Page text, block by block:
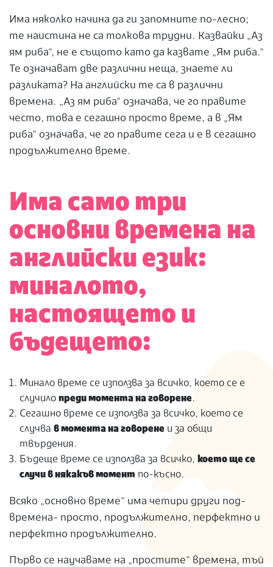
Има няколко начина да ги запомните по-лесно;
те наистина не са толкова трудни. Казвайки „Аз
ям риба“, не е същото като да казвате „Ям риба.“
Те означават две различни неща, знаете ли
разликата? На английски те са в различни
времена. „Аз ям риба“ означава, че го правите
често, това е сегашно просто време, а в „Ям
риба“ означава, че го правите сега и е в сегашно
продължително време.
Има само три
основни времена на
английски език:
миналото,
настоящето и
бъдещето:
Минало време се използва за всичко, което се е
случилопреди момента на говорене.
Сегашно време се използва за всичко, което се
случвав момента на говорене и за общи
твърдения.
Бъдеще време се използва за всичко, което ще се
случи в някакъв момент по-късно.
Всяко „основно време“ има четири други под-
времена- просто, продължително, перфектно и
перфектно продължително.
Първо се научаваме на „простите“ времена, тъй